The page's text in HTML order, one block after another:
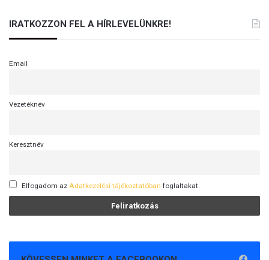
IRATKOZZON FEL A HÍRLEVELÜNKRE!
Email
Vezetéknév
Keresztnév
Elfogadom az Adatkezelési tájékoztatóban foglaltakat.